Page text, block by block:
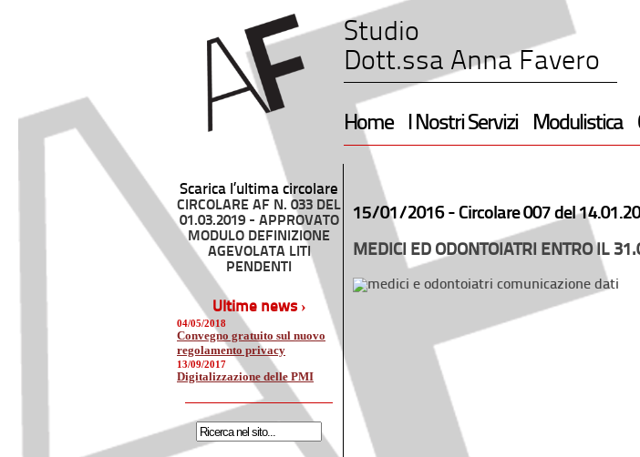
Studio
Dott.ssa Anna Favero
Home I Nostri Servizi Modulistica
Scarica l’ultima circolare
CIRCOLARE AF N. 033 DEL
01.03.2019 - APPROVATO
MODULO DEFINIZIONE
AGEVOLATA LITI
PENDENTI
Ultime news ›
04/05/2018
Convegno gratuito sul nuovo
regolamento privacy
13/09/2017
Digitalizzazione delle PMI
15/01/2016 - Circolare 007 del
MEDICI ED ODONTOIATRI ENTRO IL